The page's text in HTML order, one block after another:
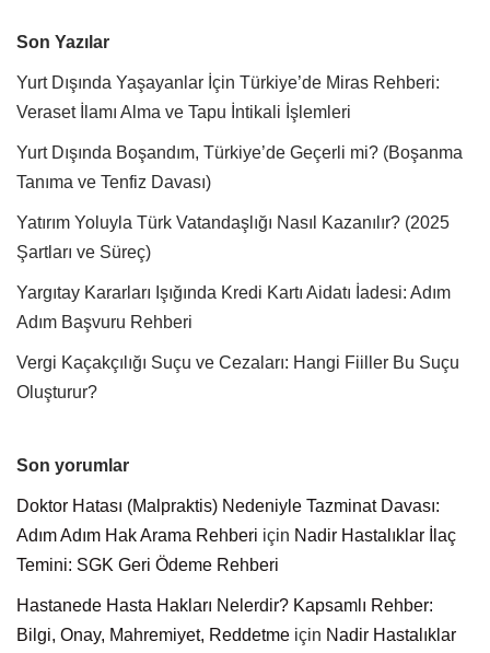
Son Yazılar
Yurt Dışında Yaşayanlar İçin Türkiye’de Miras Rehberi:
Veraset İlamı Alma ve Tapu İntikali İşlemleri
Yurt Dışında Boşandım, Türkiye’de Geçerli mi? (Boşanma
Tanıma ve Tenfiz Davası)
Yatırım Yoluyla Türk Vatandaşlığı Nasıl Kazanılır? (2025
Şartları ve Süreç)
Yargıtay Kararları Işığında Kredi Kartı Aidatı İadesi: Adım
Adım Başvuru Rehberi
Vergi Kaçakçılığı Suçu ve Cezaları: Hangi Fiiller Bu Suçu
Oluşturur?
Son yorumlar
Doktor Hatası (Malpraktis) Nedeniyle Tazminat Davası:
Adım Adım Hak Arama Rehberi için Nadir Hastalıklar İlaç
Temini: SGK Geri Ödeme Rehberi
Hastanede Hasta Hakları Nelerdir? Kapsamlı Rehber:
Bilgi, Onay, Mahremiyet, Reddetme için Nadir Hastalıklar